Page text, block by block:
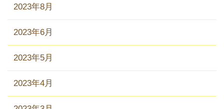
2023年8月
2023年6月
2023年5月
2023年4月